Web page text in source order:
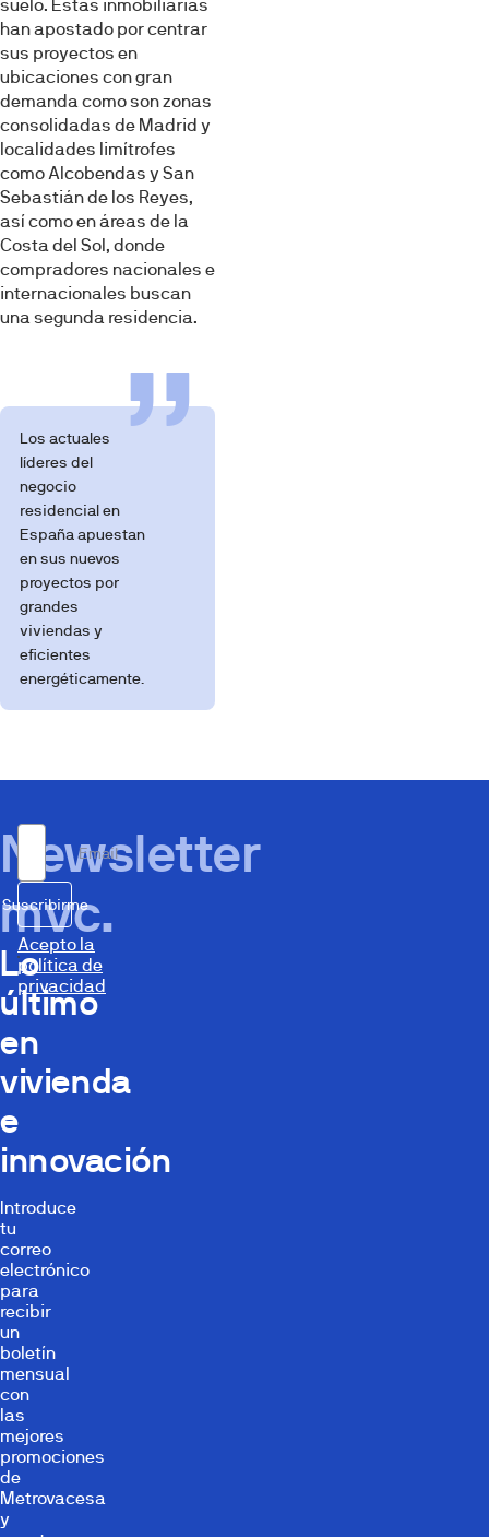
suelo. Estas inmobilia­rias
han apostado por centrar
sus proyectos en
ubicaciones con gran
demanda como son zonas
consoli­dadas de Madrid y
localidades limí­trofes
como Alcobendas y San
Se­bastián de los Reyes,
así como en áreas de la
Costa del Sol, donde
compradores nacionales e
interna­cionales buscan
una segunda resi­dencia.
Los actuales
líderes del
negocio
residencial en
España apuestan
en sus nuevos
proyectos por
grandes
viviendas y
eficientes
energéticamente.
Newsletter
mvc.
Lo
último
en
vivienda
e
innovación
Introduce
tu
correo
electrónico
para
recibir
un
boletín
mensual
con
las
mejores
promociones
de
Metrovacesa
y
Email
Suscribirme
Acepto la
política de
privacidad